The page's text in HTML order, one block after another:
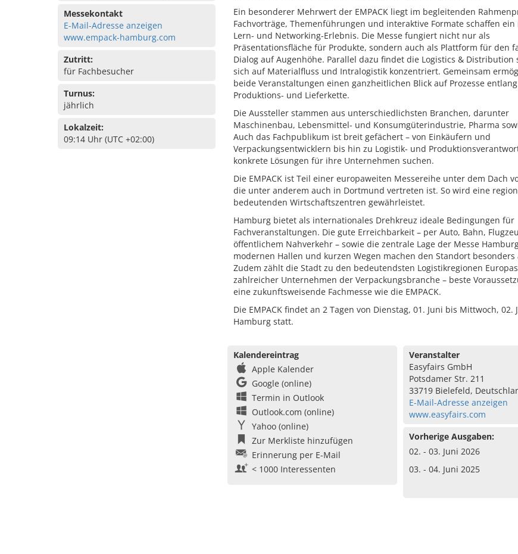
Messekontakt
E-Mail-Adresse anzeigen
www.empack-hamburg.com
Zutritt:
für Fachbesucher
Turnus:
jährlich
Lokalzeit:
09:14 Uhr (UTC +02:00)
Ein besonderer Mehrwert der EMPACK liegt im begleitenden
Fachvorträge, Themenführungen und interaktive Formate schaffen ein
Lern- und Networking-Erlebnis. Die Messe fungiert nicht nur als
Präsentationsfläche für Produkte, sondern auch als Plattform für den
Dialog auf Augenhöhe. Parallel dazu findet die Logistics & Distribution
sich auf Materialfluss und Intralogistik konzentriert. Gemeinsam
beide Veranstaltungen einen ganzheitlichen Blick auf Prozesse
Produktions- und Lieferkette.
Die Aussteller stammen aus unterschiedlichsten Branchen, darunter
Maschinenbau, Lebensmittel- und Konsumgüterindustrie, Pharma
Auch das Fachpublikum ist breit gefächert – von Einkäufern und
Verpackungsentwicklern bis hin zu Logistik- und
konkrete Lösungen für ihre Unternehmen suchen.
Die EMPACK ist Teil einer europaweiten Messereihe unter dem Dach
die unter anderem auch in Dortmund vertreten ist. So wird eine
bedeutenden Wirtschaftszentren gewährleistet.
Hamburg bietet als internationales Drehkreuz ideale Bedingungen für
Fachveranstaltungen. Die gute Erreichbarkeit – per Auto, Bahn,
öffentlichem Nahverkehr – sowie die zentrale Lage der Messe
modernen Hallen und kurzen Wegen machen den Standort besonders
Zudem zählt die Stadt zu den bedeutendsten Logistikregionen
zahlreicher Unternehmen der Verpackungsbranche – beste
eine zukunftsweisende Fachmesse wie die EMPACK.
Die EMPACK findet an 2 Tagen von Dienstag, 01. Juni bis Mittwoch, 02.
Hamburg statt.
Kalendereintrag
Apple Kalender
Google (online)
Termin in Outlook
Outlook.com (online)
Yahoo (online)
Zur Merkliste hinzufügen
Erinnerung per E-Mail
< 1000 Interessenten
Veranstalter
Easyfairs GmbH
Potsdamer Str. 211
33719 Bielefeld,
E-Mail-Adresse anzeigen
www.easyfairs.com
Vorherige Ausgaben:
02. - 03. Juni 2026
03. - 04. Juni 2025